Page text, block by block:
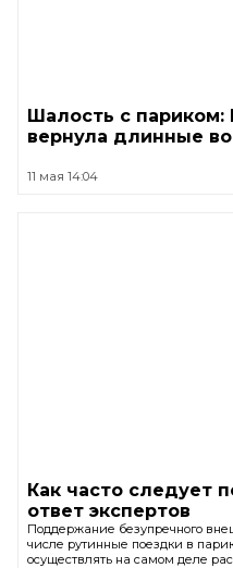
Шалость с париком:
вернула длинные
11 мая 14:04
Как часто следует
ответ экспертов
Поддержание безупречного
числе рутинные поездки в
осуществлять на самом деле